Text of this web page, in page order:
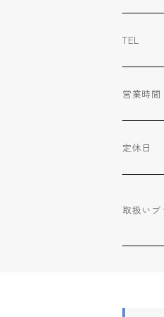
TEL
営業時間
定休日
取扱いブ